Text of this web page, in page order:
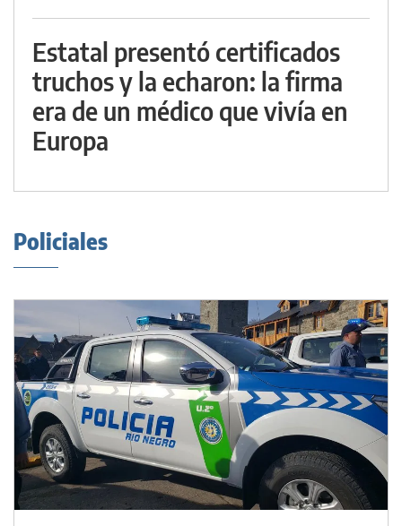
Estatal presentó certificados
truchos y la echaron: la firma
era de un médico que vivía en
Europa
Policiales